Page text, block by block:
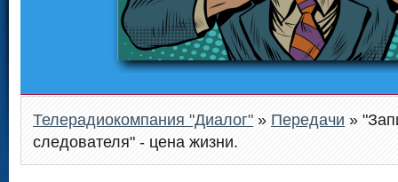
Телерадиокомпания "Диалог" » Передачи »
следователя" - цена жизни.